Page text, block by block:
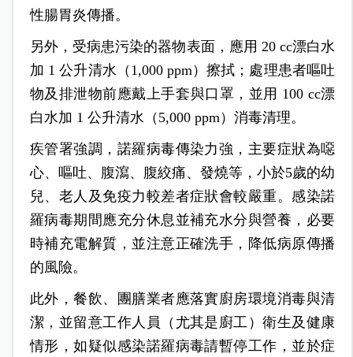
性腸胃炎傳播。
另外，受病患污染的器物表面，應用 20 cc漂白水
加 1 公升清水（1,000 ppm）擦拭；處理患者嘔吐
物及排泄物前應戴上手套與口罩，並用 100 cc漂
白水加 1 公升清水（5,000 ppm）消毒清理。
疾管署強調，諾羅病毒傳染力強，主要症狀為噁
心、嘔吐、腹瀉、腹絞痛、發燒等，小於5歲的幼
兒、老人及免疫力較差者症狀會較嚴重。感染諾
羅病毒期間應充分休息並補充水分與營養，必要
時補充電解質，並注意正確洗手，降低病原傳播
的風險。
此外，餐飲、團膳業者應落實廚房環境消毒與清
潔，並留意工作人員（尤其是廚工）衛生及健康
情形，如疑似感染諾羅病毒請暫停工作，並於症